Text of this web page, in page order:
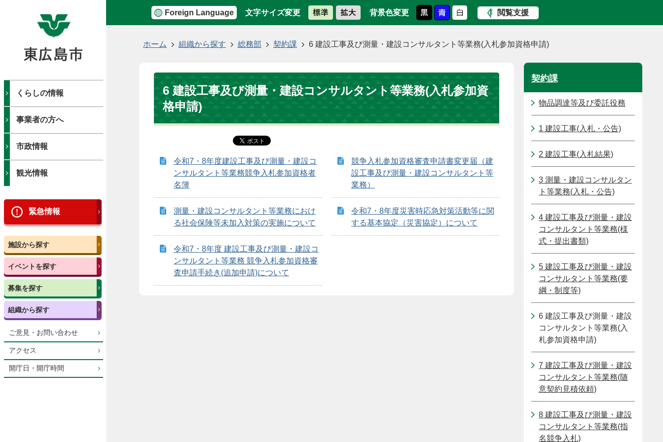
Foreign Language 文字サイズ変更 背景色変更 閲覧支援
くらしの情報
事業者の方へ
市政情報
観光情報
緊急情報
施設から探す
イベントを探す
募集を探す
組織から探す
ご意見・お問い合わせ
アクセス
開庁日・開庁時間
ホーム 組織から探す 総務部 契約課 6 建設工事及び測量・建設コンサルタント等業務(入札参加資格申請)
6 建設工事及び測量・建設コンサルタント等業務(入札参加資
格申請)
令和7・8年度建設工事及び測量・建設コ
ンサルタント等業務競争入札参加資格者
名簿
競争入札参加資格審査申請書変更届（建
設工事及び測量・建設コンサルタント等
業務）
測量・建設コンサルタント等業務におけ
る社会保険等未加入対策の実施について
令和7・8年度災害時応急対策活動等に関
する基本協定（災害協定）について
令和7・8年度 建設工事及び測量・建設コ
ンサルタント等業務 競争入札参加資格審
査申請手続き(追加申請)について
契約課
物品調達等及び委託役務
1 建設工事(入札・公告)
2 建設工事(入札結果)
3 測量・建設コンサルタン
ト等業務(入札・公告)
4 建設工事及び測量・建設
コンサルタント等業務(様
式・提出書類)
5 建設工事及び測量・建設
コンサルタント等業務(要
綱・制度等)
6 建設工事及び測量・建設
コンサルタント等業務(入
札参加資格申請)
7 建設工事及び測量・建設
コンサルタント等業務(随
意契約見積依頼)
8 建設工事及び測量・建設
コンサルタント等業務(指
名競争入札)